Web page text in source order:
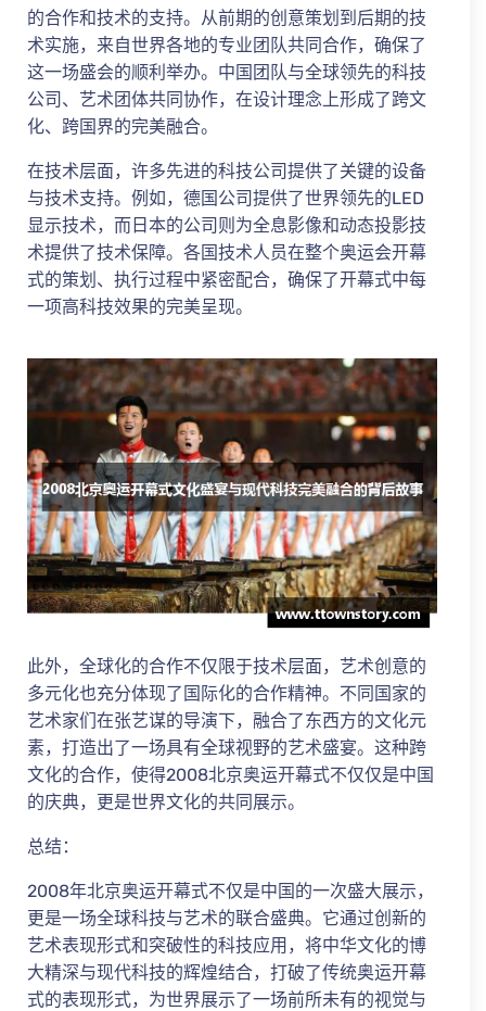
的合作和技术的支持。从前期的创意策划到后期的技
术实施，来自世界各地的专业团队共同合作，确保了
这一场盛会的顺利举办。中国团队与全球领先的科技
公司、艺术团体共同协作，在设计理念上形成了跨文
化、跨国界的完美融合。
在技术层面，许多先进的科技公司提供了关键的设备
与技术支持。例如，德国公司提供了世界领先的LED
显示技术，而日本的公司则为全息影像和动态投影技
术提供了技术保障。各国技术人员在整个奥运会开幕
式的策划、执行过程中紧密配合，确保了开幕式中每
一项高科技效果的完美呈现。
此外，全球化的合作不仅限于技术层面，艺术创意的
多元化也充分体现了国际化的合作精神。不同国家的
艺术家们在张艺谋的导演下，融合了东西方的文化元
素，打造出了一场具有全球视野的艺术盛宴。这种跨
文化的合作，使得2008北京奥运开幕式不仅仅是中国
的庆典，更是世界文化的共同展示。
总结：
2008年北京奥运开幕式不仅是中国的一次盛大展示，
更是一场全球科技与艺术的联合盛典。它通过创新的
艺术表现形式和突破性的科技应用，将中华文化的博
大精深与现代科技的辉煌结合，打破了传统奥运开幕
式的表现形式，为世界展示了一场前所未有的视觉与